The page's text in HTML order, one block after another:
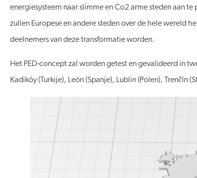
energiesysteem naar slimme en Co2 arme steden aan
zullen Europese en andere steden over de hele wereld
deelnemers van deze transformatie worden.
Het PED-concept zal worden getest en gevalideerd in
Kadiköy (Turkije), León (Spanje), Lublin (Polen), Trenčín